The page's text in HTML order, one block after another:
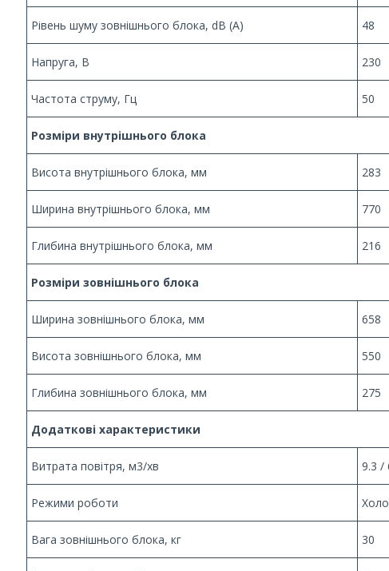
Рівень шуму зовнішнього блока, dB (A) 48
Напруга, В 230
Частота струму, Гц 50
Розміри внутрішнього блока
Висота внутрішнього блока, мм 283
Ширина внутрішнього блока, мм 770
Глибина внутрішнього блока, мм 216
Розміри зовнішнього блока
Ширина зовнішнього блока, мм 658
Висота зовнішнього блока, мм 550
Глибина зовнішнього блока, мм 275
Додаткові характеристики
Витрата повітря, м3/хв 9.3 /
Режими роботи
Вага зовнішнього блока, кг 30